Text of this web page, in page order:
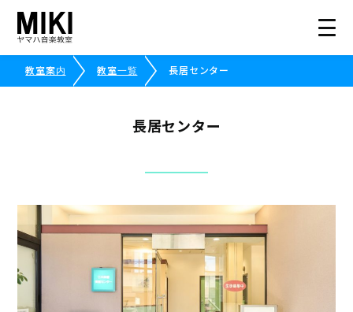
大人のコース
講師募集情報
教室案内 教室一覧 長居センター
長居センター